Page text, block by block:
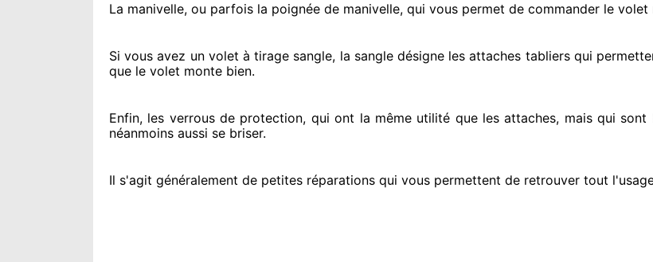
La manivelle, ou parfois la poignée de manivelle, qui vous permet de commander le volet
Si vous avez un volet à tirage sangle, la sangle désigne les attaches tabliers qui
que le volet monte bien.
Enfin, les verrous de protection, qui ont la même utilité que les attaches, mais qui sont
néanmoins aussi se briser.
Il s'agit généralement de petites réparations qui vous permettent de retrouver tout